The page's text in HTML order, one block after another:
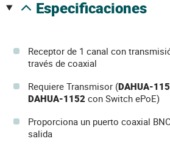
especificaciones
Receptor de 1 canal con
través de coaxial
Requiere Transmisor (DAHUA-
DAHUA-1152 con Switch ePoE)
Proporciona un puerto coaxial
salida